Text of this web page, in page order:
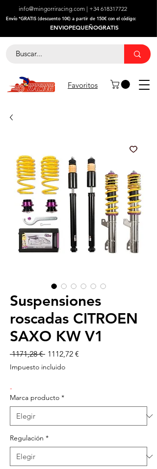
info@mingorriracing.com | +34 618317722
​Envío *GRATIS (descuento 10€) a partir de 150€ con el código:
ENVIOPEQUEÑOGRATIS
Favoritos
Suspensiones
roscadas CITROEN
SAXO KW V1
1171,28 € Precio
1112,72 €
Impuesto incluido
-
Marca producto *
Regulación *